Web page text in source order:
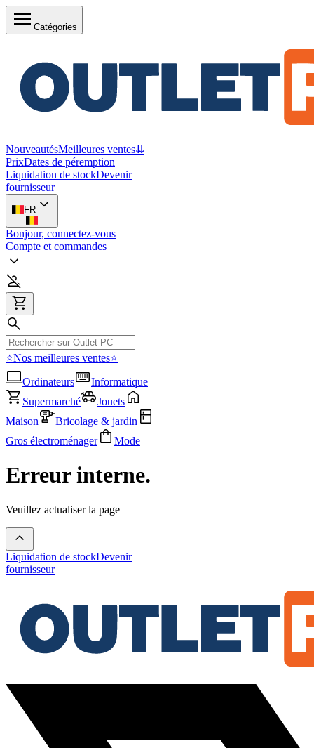
Catégories
NouveautésMeilleures ventes⇊
PrixDates de péremption
Liquidation de stockDevenir
fournisseur
FR
Bonjour, connectez-vous
Compte et commandes
⭐Nos meilleures ventes⭐
Ordinateurs
Informatique
Supermarché
Jouets
Maison
Bricolage & jardin
Gros électroménager
Mode
Erreur interne.
Veuillez actualiser la page
Liquidation de stockDevenir
fournisseur